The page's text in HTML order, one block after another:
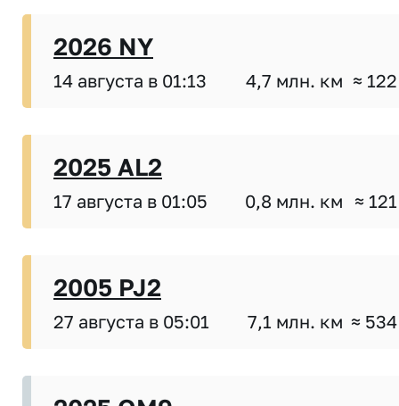
2026 NY
14 августа в 01:13 4,7 млн. км ≈
2025 AL2
17 августа в 01:05 0,8 млн. км ≈
2005 PJ2
27 августа в 05:01 7,1 млн. км ≈